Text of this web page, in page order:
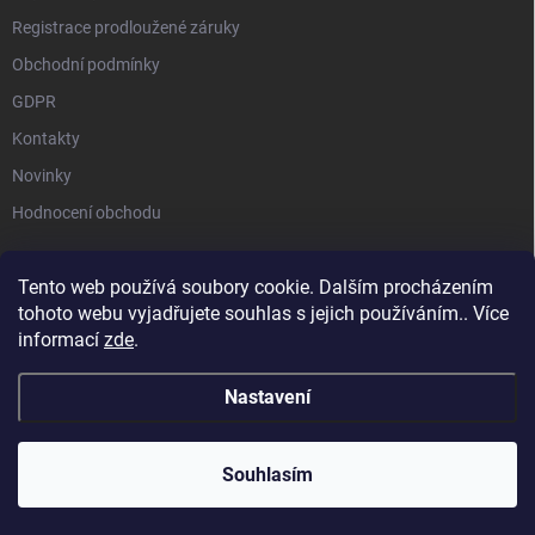
Tento web používá soubory cookie. Dalším procházením
tohoto webu vyjadřujete souhlas s jejich používáním.. Více
informací zde.
Nastavení
Souhlasím
Registrace prodloužené záruky
Obchodní podmínky
GDPR
Kontakty
Novinky
Hodnocení obchodu
STIHL | STIHL TIMBERSPORTS |
SEGWAY NAVIMOW |
MAMMOTION
Akční zahrada ToolTrade Group